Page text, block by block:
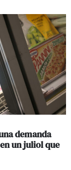
demanda
un juliol que